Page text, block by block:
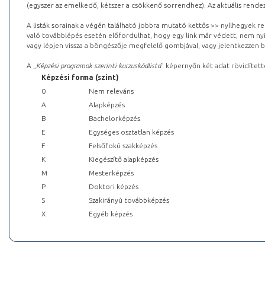
(egyszer az emelkedő, kétszer a csökkenő sorrendhez). Az aktuális
A listák sorainak a végén található jobbra mutató kettős >> nyílhegyek
való továbblépés esetén előfordulhat, hogy egy link már védett, nem
vagy lépjen vissza a böngészője megfelelő gombjával, vagy
A „ Képzési programok szerinti kurzuskódlista” képernyőn két adat
Képzési forma (szint)
0
Nem releváns
A
Alapképzés
B
Bachelorképzés
E
Egységes osztatlan képzés
F
Felsőfokú szakképzés
K
Kiegészítő alapképzés
M
Mesterképzés
P
Doktori képzés
S
Szakirányú továbbképzés
X
Egyéb képzés